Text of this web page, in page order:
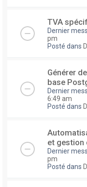
TVA
Dernier
pm
Posté dans
Générer
base
Dernier
6:49 am
Posté dans
et gestion
Dernier
pm
Posté dans